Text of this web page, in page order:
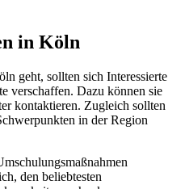
in Köln
geht, sollten sich Interessierte
verschaffen. Dazu können sie
kontaktieren. Zugleich sollten
in der Region
den beliebtesten